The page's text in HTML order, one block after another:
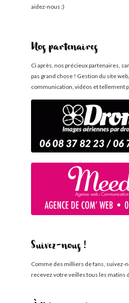
aidez-nous ;)
Nos partenaires
Ci après, nos précieux partenaires,
pas grand chose ! Gestion du site
communication, vidéos et tellement
Suivez-nous !
Comme des milliers de fans, suivez-
recevez votre veilles tous les matins